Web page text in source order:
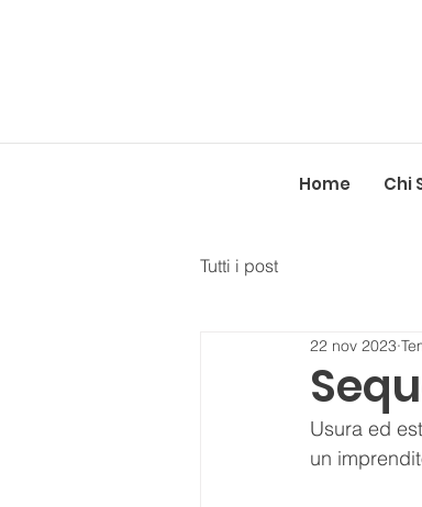
Home Chi
Tutti i post
22 nov 2023
Usura ed
un